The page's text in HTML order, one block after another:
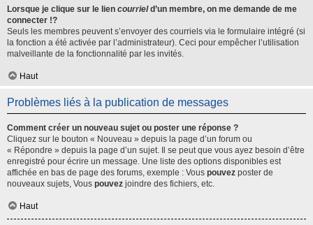
Lorsque je clique sur le lien courrield’un membre, on me demande de me
connecter !?
Seuls les membres peuvent s’envoyer des courriels via le formulaire intégré (si
la fonction a été activée par l’administrateur). Ceci pour empêcher l’utilisation
malveillante de la fonctionnalité par les invités.
Haut
Problèmes liés à la publication de messages
Comment créer un nouveau sujet ou poster une réponse ?
Cliquez sur le bouton « Nouveau » depuis la page d’un forum ou
« Répondre » depuis la page d’un sujet. Il se peut que vous ayez besoin d’être
enregistré pour écrire un message. Une liste des options disponibles est
affichée en bas de page des forums, exemple : Vous pouvez poster de
nouveaux sujets, Vous pouvez joindre des fichiers, etc.
Haut